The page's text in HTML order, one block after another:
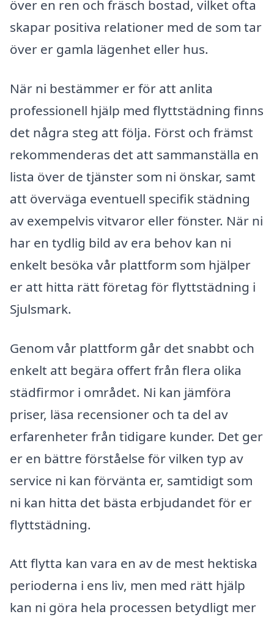
över en ren och fräsch bostad, vilket ofta
skapar positiva relationer med de som tar
över er gamla lägenhet eller hus.
När ni bestämmer er för att anlita
professionell hjälp med flyttstädning finns
det några steg att följa. Först och främst
rekommenderas det att sammanställa en
lista över de tjänster som ni önskar, samt
att överväga eventuell specifik städning
av exempelvis vitvaror eller fönster. När ni
har en tydlig bild av era behov kan ni
enkelt besöka vår plattform som hjälper
er att hitta rätt företag för flyttstädning i
Sjulsmark.
Genom vår plattform går det snabbt och
enkelt att begära offert från flera olika
städfirmor i området. Ni kan jämföra
priser, läsa recensioner och ta del av
erfarenheter från tidigare kunder. Det ger
er en bättre förståelse för vilken typ av
service ni kan förvänta er, samtidigt som
ni kan hitta det bästa erbjudandet för er
flyttstädning.
Att flytta kan vara en av de mest hektiska
perioderna i ens liv, men med rätt hjälp
kan ni göra hela processen betydligt mer